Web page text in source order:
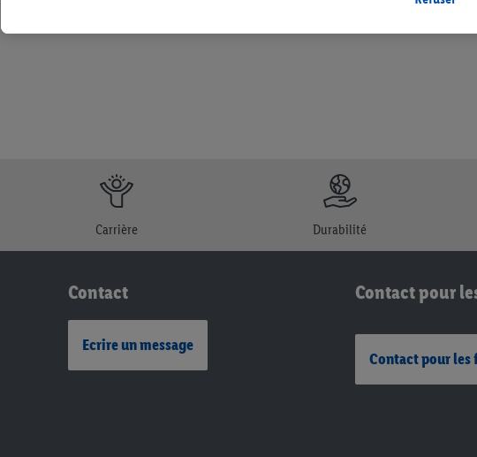
Carrière Durabilité
Contact
Ecrire un message
Contact pour
Contact pour les